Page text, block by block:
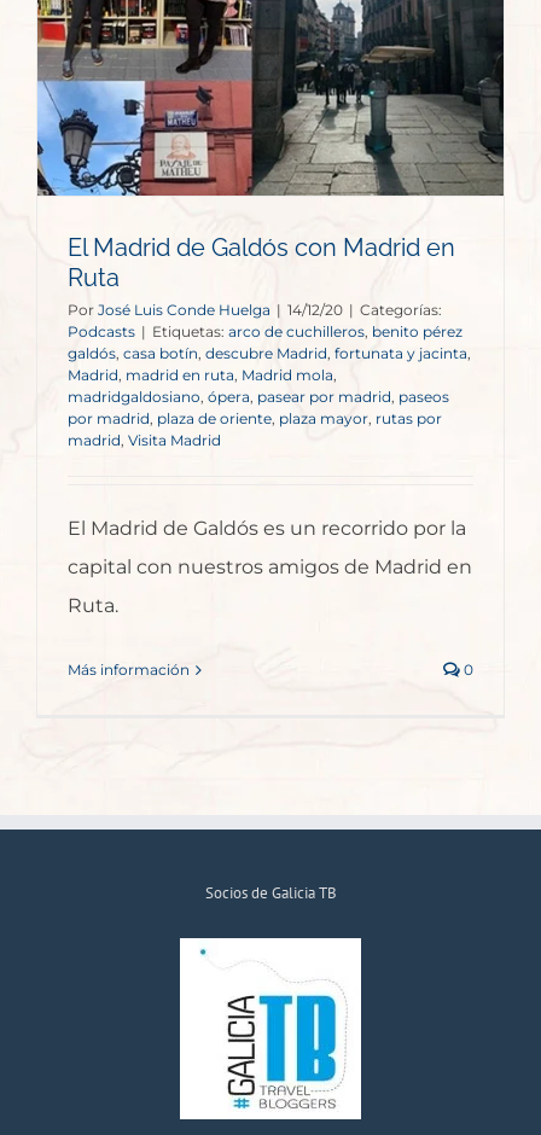
El Madrid de Galdós con Madrid en
Ruta
Por José Luis Conde Huelga | 14/12/20 | Categorías:
Podcasts | Etiquetas: arco de cuchilleros, benito pérez
galdós, casa botín, descubre Madrid, fortunata y jacinta,
Madrid, madrid en ruta, Madrid mola,
madridgaldosiano, ópera, pasear por madrid, paseos
por madrid, plaza de oriente, plaza mayor, rutas por
madrid, Visita Madrid
El Madrid de Galdós es un recorrido por la
capital con nuestros amigos de Madrid en
Ruta.
Más información 0
Socios de Galicia TB